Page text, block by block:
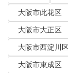
大阪市此花区
大阪市大正区
大阪市西淀川区
大阪市東成区